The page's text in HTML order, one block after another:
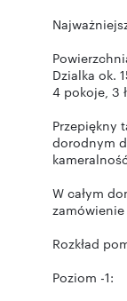
Dzialka ok.
4 pokoje, 3
Przepiękny
dorodnym
W całym
zamówienie
Rozkład
Poziom -1: